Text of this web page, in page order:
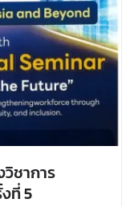
ชาการ
ที่ 5